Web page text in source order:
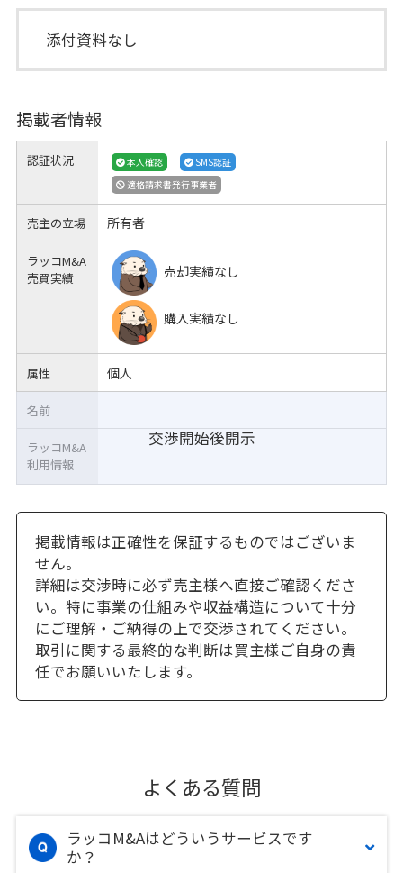
添付資料なし
掲載者情報
認証状況 本人確認
SMS認証
適格請求書発行事業者
売主の立場 所有者
ラッコM&A
売買実績
売却実績なし
購入実績なし
属性 個人
交渉開始後開示
名前
ラッコM&A
利用情報
掲載情報は正確性を保証するものではございま
せん。
詳細は交渉時に必ず売主様へ直接ご確認くださ
い。特に事業の仕組みや収益構造について十分
にご理解・ご納得の上で交渉されてください。
取引に関する最終的な判断は買主様ご自身の責
任でお願いいたします。
よくある質問
ラッコM&Aはどういうサービスです
か？